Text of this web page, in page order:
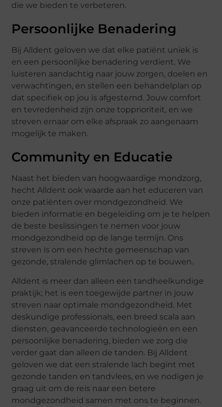
die we bieden te verbeteren.
Persoonlijke Benadering
Bij Alldent geloven we dat elke patiënt uniek is
en een persoonlijke benadering verdient. We
luisteren aandachtig naar jouw zorgen, doelen en
verwachtingen, en stellen een behandelplan op
dat specifiek op jou is afgestemd. Jouw comfort
en tevredenheid zijn onze topprioriteit, en we
streven ernaar om elke afspraak zo aangenaam
mogelijk te maken.
Community en Educatie
Naast het bieden van hoogwaardige mondzorg,
hecht Alldent ook waarde aan het educeren van
onze patiënten over mondgezondheid. We
bieden informatie en begeleiding om je te helpen
de beste beslissingen te nemen voor jouw
mondgezondheid op de lange termijn. Ons
streven is om een hechte gemeenschap van
gezonde, stralende glimlachen op te bouwen.
Alldent is meer dan alleen een tandheelkundige
praktijk; het is een toegewijde partner in jouw
streven naar optimale mondgezondheid. Met
deskundige professionals, een breed scala aan
diensten, geavanceerde technologieën en een
persoonlijke benadering, bieden we zorg die
verder gaat dan alleen de tanden. Bij Alldent
geloven we dat een stralende lach begint met
gezonde tanden en tandvlees, en we nodigen je
graag uit om de reis naar een betere
mondgezondheid samen met ons te beginnen.